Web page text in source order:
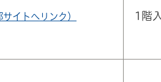
イトへリンク） 1階